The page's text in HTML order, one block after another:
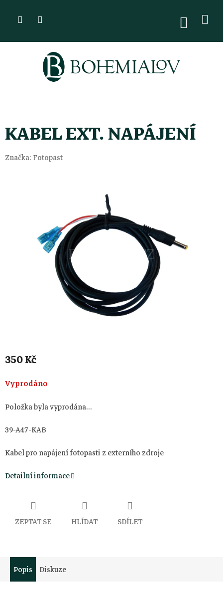
KABEL EXT. NAPÁJENÍ
Značka: Fotopast
350 Kč
Měrná
cena:
Vyprodáno
Položka byla vyprodána…
39-A47-KAB
Kabel pro napájení fotopasti z externího zdroje
Detailní informace
ZEPTAT SE HLÍDAT SDÍLET
Popis Diskuze